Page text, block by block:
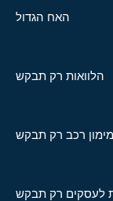
האח הגדול
הלוואות רק תבקש
מימון רכב רק תבקש
לעסקים רק תבקש